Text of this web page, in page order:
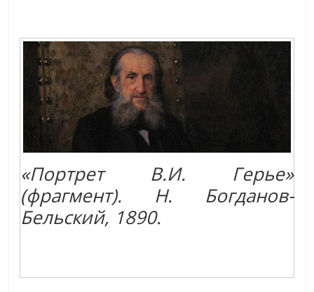
«Портрет В.И. Герье»
(фрагмент). Н. Богданов-
Бельский, 1890.